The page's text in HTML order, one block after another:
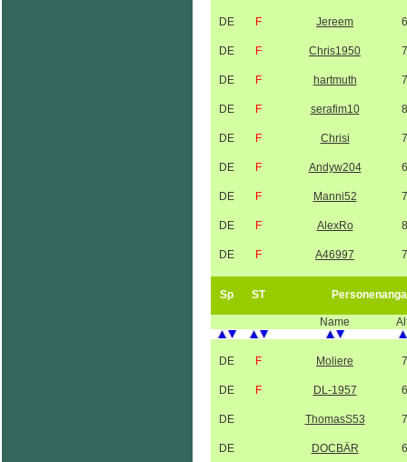
DE F Jereem
DE F Chris1950
DE F hartmuth
DE F serafim10
DE F Chrisi
DE F Andyw204
DE F Manni52
DE F AlexRo
DE F A46997
Sp ST
Name
DE F Moliere
DE F DL-1957
DE ThomasS53
DE DOCBÄR